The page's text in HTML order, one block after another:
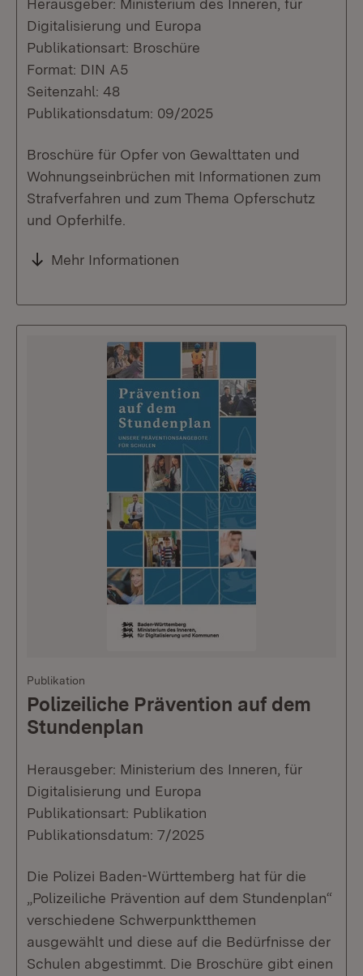
Herausgeber: Ministerium des Inneren, für
Digitalisierung und Europa
Publikationsart: Broschüre
Format: DIN A5
Seitenzahl: 48
Publikationsdatum: 09/2025
Broschüre für Opfer von Gewalttaten und
Wohnungseinbrüchen mit Informationen zum
Strafverfahren und zum Thema Opferschutz
und Opferhilfe.
Mehr Informationen
Publikation
Polizeiliche Prävention auf dem
Stundenplan
Herausgeber: Ministerium des Inneren, für
Digitalisierung und Europa
Publikationsart: Publikation
Publikationsdatum: 7/2025
Die Polizei Baden-Württemberg hat für die
„Polizeiliche Prävention auf dem Stundenplan“
verschiedene Schwerpunktthemen
ausgewählt und diese auf die Bedürfnisse der
Schulen abgestimmt. Die Broschüre gibt einen